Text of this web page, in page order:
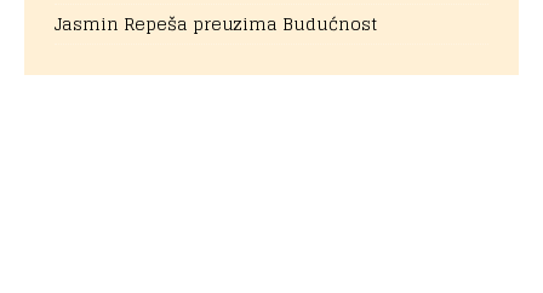
Jasmin Repeša preuzima Budućnost